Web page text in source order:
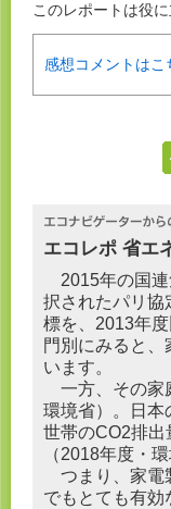
このレポートは役
感想コメントはこ
エコレポ 省エ
2015年の国連
択されたパリ協
標を、2013年
門別にみると
います。
一方、その家
環境省）。日本
世帯のCO2排
（2018年度・
つまり、家電
でもとても有効